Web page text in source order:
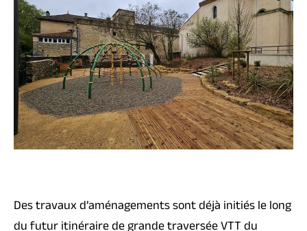
Des travaux d’aménagements sont déjà initiés le long